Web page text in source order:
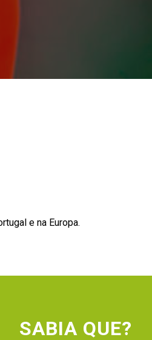
e na Europa.
SABIA QUE?